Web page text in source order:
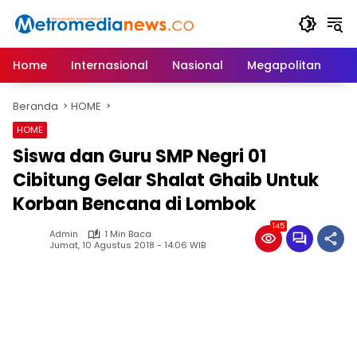
Home
Internasional Nasional Megapolitan
Beranda HOME
HOME
Siswa dan Guru SMP Negri 01
Cibitung Gelar Shalat Ghaib Untuk
Korban Bencana di Lombok
Admin
1 Min Baca
Jumat, 10 Agustus 2018 - 14:06 WIB
145